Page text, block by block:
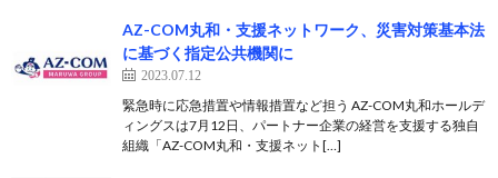
AZ-COM丸和・支援ネットワーク、災害対策基本法
に基づく指定公共機関に
2023.07.12
緊急時に応急措置や情報措置など担う AZ-COM丸和ホールデ
ィングスは7月12日、パートナー企業の経営を支援する独自
組織「AZ-COM丸和・支援ネット[…]